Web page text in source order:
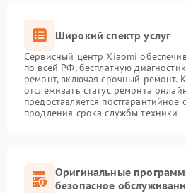
Широкий спектр услуг
Сервисный центр Xiaomi
по всей РФ, бесплатную
ремонт, включая срочный ремонт.
отслеживать статус ремонта
предоставляется
продления срока службы техники
Оригинальные
безопасное